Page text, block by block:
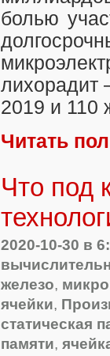
болью
лихорадит
2019 и 110
Читать
Что под
2020-10-30 в
железо,
ячейки,
статическая
памяти,